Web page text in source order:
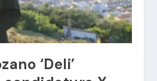
‘Deli’